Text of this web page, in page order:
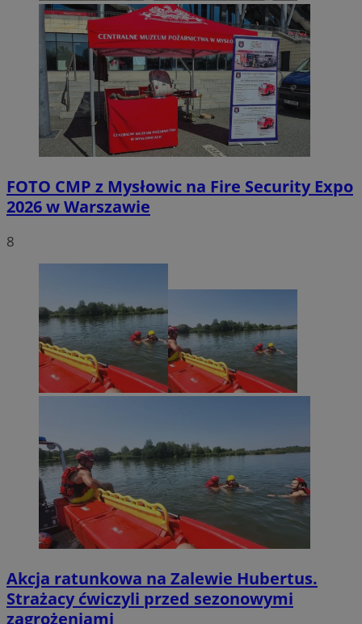
FOTO CMP z Mysłowic na Fire Security Expo
2026 w Warszawie
8
Akcja ratunkowa na Zalewie Hubertus.
Strażacy ćwiczyli przed sezonowymi
zagrożeniami